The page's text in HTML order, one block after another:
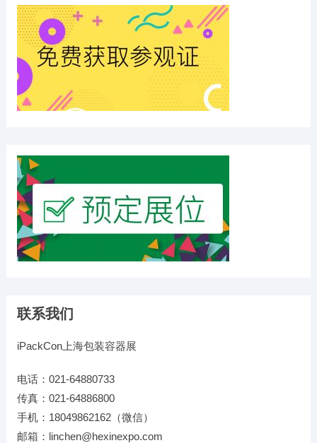
联系我们
iPackCon上海包装容器展
电话：021-64880733
传真：021-64886800
手机：18049862162（微信）
邮箱：linchen@hexinexpo.com